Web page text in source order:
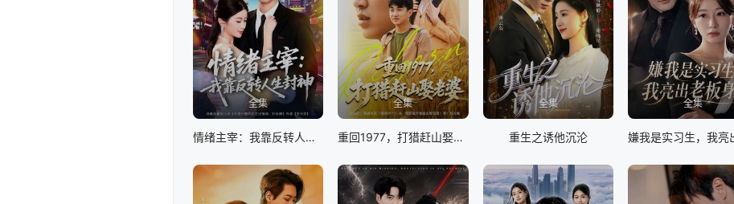
全集
情绪主宰：我靠反转人生封神
全集
重回1977，打猎赶山娶老婆
全集
重生之诱他沉沦
全集